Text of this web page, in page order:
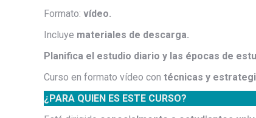
Formato: vídeo.
Incluye materiales de descarga.
Planifica el estudio diario y las épocas de
Curso en formato vídeo con técnicas y
¿PARA QUIEN ES ESTE CURSO?